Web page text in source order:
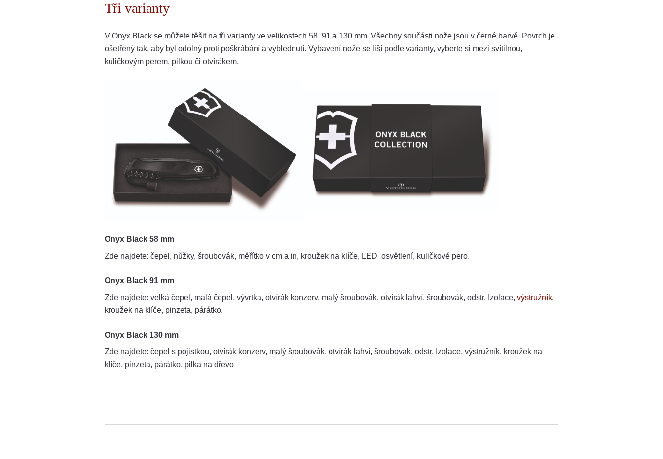
Tři varianty
V Onyx Black se můžete těšit na tři varianty ve velikostech 58, 91 a 130 mm. Všechny součásti nože jsou v černé barvě. Povrch je
ošetřený tak, aby byl odolný proti poškrábání a vyblednutí. Vybavení nože se liší podle varianty, vyberte si mezi svítilnou,
kuličkovým perem, pilkou či otvírákem.
Onyx Black 58 mm
Zde najdete: čepel, nůžky, šroubovák, měřítko v cm a in, kroužek na klíče, LED osvětlení, kuličkové pero.
Onyx Black 91 mm
Zde najdete: velká čepel, malá čepel, vývrtka, otvírák konzerv, malý šroubovák, otvírák lahví, šroubovák, odstr. Izolace, výstružník,
kroužek na klíče, pinzeta, párátko.
Onyx Black 130 mm
Zde najdete: čepel s pojistkou, otvírák konzerv, malý šroubovák, otvírák lahví, šroubovák, odstr. Izolace, výstružník, kroužek na
klíče, pinzeta, párátko, pilka na dřevo